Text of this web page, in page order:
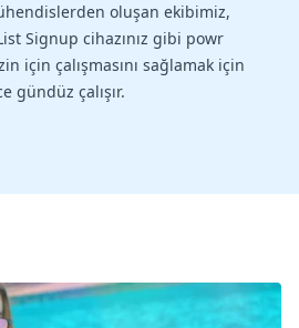
oluşan ekibimiz,
Signup cihazınız gibi powr
için çalışmasını sağlamak için
gündüz çalışır.